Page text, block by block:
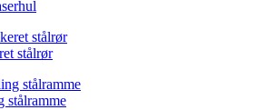
stålrør
stålramme